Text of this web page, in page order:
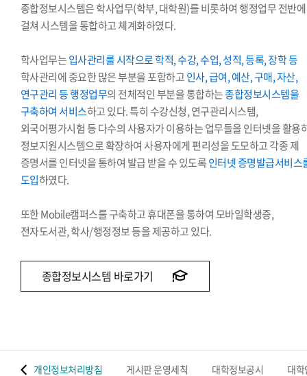
종합정보시스템은 학사업무(학부, 대학원)를 비롯하여 행정업무 전반에
걸쳐 시스템을 통합하고 체계화하였다.
학사업무는입사관리를 시작으로 학적, 수강, 수업, 성적, 등록, 장학 등
학사관리에 중요한 많은 부분을 포함하고인사, 급여, 예산, 구매, 자산,
연구관리 등 행정업무의 전체적인 부분을 통합하는종합정보시스템을
구축하여 서비스하고 있다. 특히 수강신청, 연구관리시스템,
외국어평가시험 등 다수의 사용자가 이용하는 업무들을 인터넷을 활용
정보지원시스템으로 확장하여 사용자에게 편리성을 도모하고 각종 제
증명서를 인터넷을 통하여 발급 받을 수 있도록인터넷 증명발급서비스
도입하였다.
또한 Mobile캠퍼스를 구축하고 휴대폰을 통하여 모바일학생증,
전자도서관, 학사/행정정보 등을 제공하고 있다.
종합정보시스템 바로가기
개인정보처리방침 게시판 운영세칙 대학정보공시 대